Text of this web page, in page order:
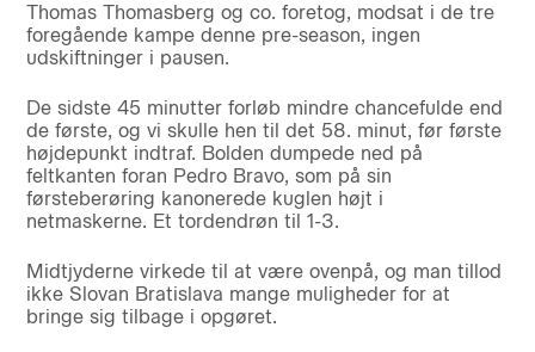
Thomas Thomasberg og co. foretog, modsat i de tre
foregående kampe denne pre-season, ingen
udskiftninger i pausen.
De sidste 45 minutter forløb mindre chancefulde end
de første, og vi skulle hen til det 58. minut, før første
højdepunkt indtraf. Bolden dumpede ned på
feltkanten foran Pedro Bravo, som på sin
førsteberøring kanonerede kuglen højt i
netmaskerne. Et tordendrøn til 1-3.
Midtjyderne virkede til at være ovenpå, og man tillod
ikke Slovan Bratislava mange muligheder for at
bringe sig tilbage i opgøret.